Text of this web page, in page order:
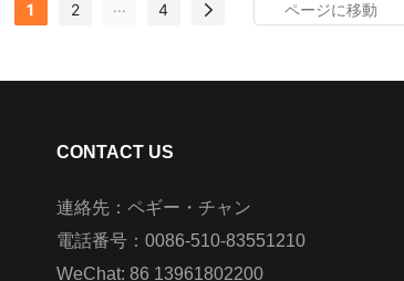
顧客のさまざまなニーズを満たしています。こ
えているため、広範囲に適用できることが証明
1 2 ... 4
CONTACT US
連絡先：ペギー・チャン
電話番号：0086-510-83551210
WeChat: 86 13961802200